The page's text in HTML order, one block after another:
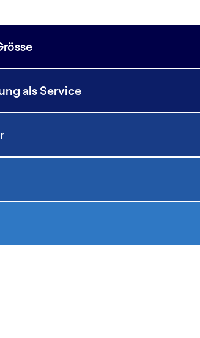
als Service